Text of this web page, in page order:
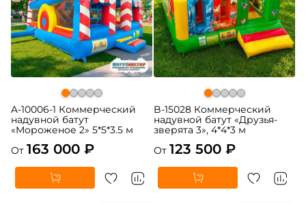
A-10006-1 Коммерческий
надувной батут
«Мороженое 2» 5*5*3.5 м
От 163 000 ₽
B-15028 Коммерческий
надувной батут «Друзья-
зверята 3», 4*4*3 м
От 123 500 ₽